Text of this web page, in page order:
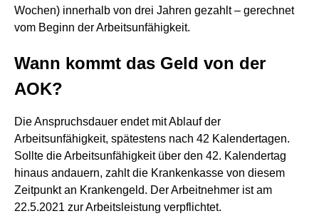
Wochen) innerhalb von drei Jahren gezahlt – gerechnet
vom Beginn der Arbeitsunfähigkeit.
Wann kommt das Geld von der
AOK?
Die Anspruchsdauer endet mit Ablauf der
Arbeitsunfähigkeit, spätestens nach 42 Kalendertagen.
Sollte die Arbeitsunfähigkeit über den 42. Kalendertag
hinaus andauern, zahlt die Krankenkasse von diesem
Zeitpunkt an Krankengeld. Der Arbeitnehmer ist am
22.5.2021 zur Arbeitsleistung verpflichtet.